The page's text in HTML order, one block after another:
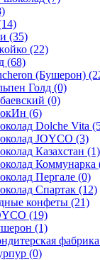
(35)
(22)
(68)
(Бушерон)
Голд (0)
(0)
(6)
Dolche Vita
JOYCO (3)
Казахстан (1)
Коммунарка
Пергале (0)
Спартак (12)
конфеты (21)
(19)
(1)
(0)